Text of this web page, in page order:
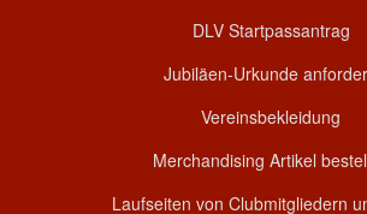
DLV Startpassantrag
Jubiläen-Urkunde
Vereinsbekleidung
Merchandising Artikel
Laufseiten von Clubmitgliedern